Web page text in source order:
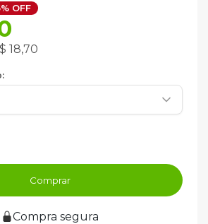
OFF
18,70
Comprar
Compra segura